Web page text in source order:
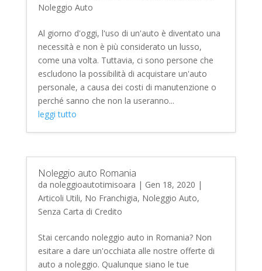
Noleggio Auto
Al giorno d'oggi, l'uso di un'auto è diventato una
necessità e non è più considerato un lusso,
come una volta. Tuttavia, ci sono persone che
escludono la possibilità di acquistare un'auto
personale, a causa dei costi di manutenzione o
perché sanno che non la useranno...
leggi tutto
Noleggio auto Romania
da noleggioautotimisoara | Gen 18, 2020 |
Articoli Utili, No Franchigia, Noleggio Auto,
Senza Carta di Credito
Stai cercando noleggio auto in Romania? Non
esitare a dare un'occhiata alle nostre offerte di
auto a noleggio. Qualunque siano le tue